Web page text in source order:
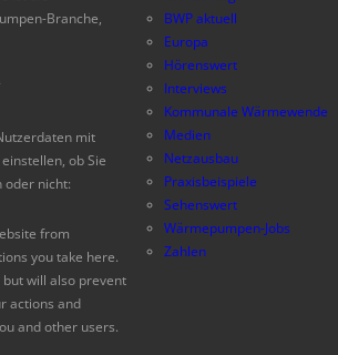
Branche,
mit
ob Sie
oder nicht:
from
you take here.
will also prevent
actions and
and other users.
BWP aktuell
Europa
Hörenswert
Interviews
Kommunale Wärmewende
Medien
Netzausbau
Praxisbeispiele
Sehenswert
Wärmepumpen-Jobs
Zahlen